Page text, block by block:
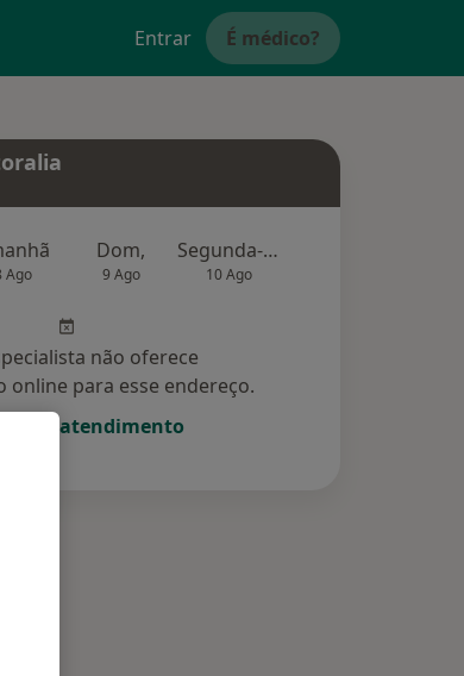
Entrar É médico?
Ago
Dom,
9 Ago
Segunda-feira
10 Ago
não oferece
online para esse endereço.
um atendimento